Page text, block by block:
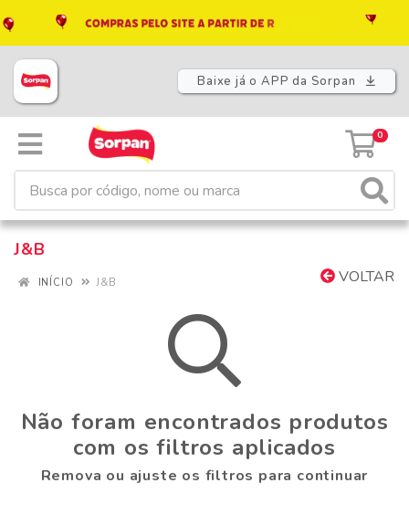
Baixe já o APP da Sorpan
0
J&B
VOLTAR
INÍCIO J&B
Não foram encontrados produtos
com os filtros aplicados
Remova ou ajuste os filtros para continuar